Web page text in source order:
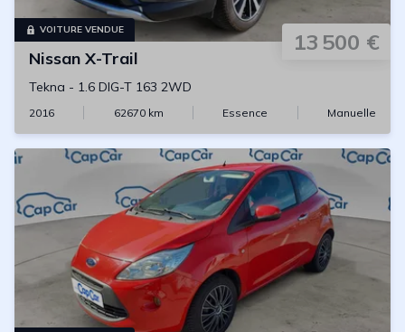
VOITURE VENDUE 13 500 €
Nissan X-Trail
Tekna - 1.6 DIG-T 163 2WD
2016 62670km Essence Manuelle